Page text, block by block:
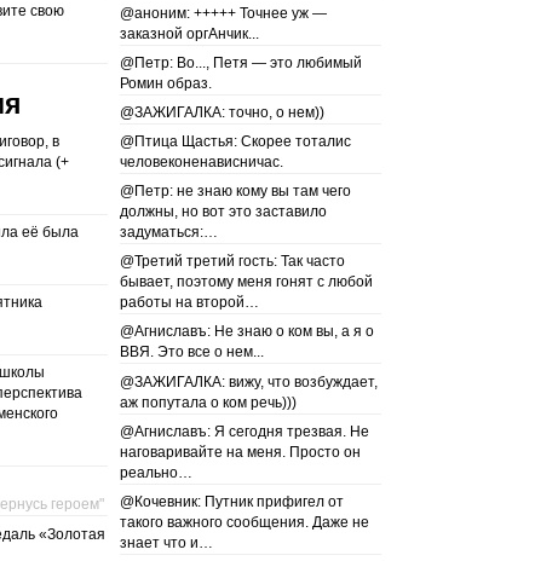
свою
в
(+
её была
героем"
«Золотая
@аноним: +++++ Точнее уж —
заказной оргАнчик...
@Петр: Во..., Петя — это любимый
Ромин образ.
@ЗАЖИГАЛКА: точно, о нем))
@Птица Щастья: Скорее тоталис
человеконенависничас.
@Петр: не знаю кому вы там чего
должны, но вот это заставило
задуматься:…
@Третий третий гость: Так часто
бывает, поэтому меня гонят с любой
работы на второй…
@Агниславъ: Не знаю о ком вы, а я о
ВВЯ. Это все о нем...
@ЗАЖИГАЛКА: вижу, что возбуждает,
аж попутала о ком речь)))
@Агниславъ: Я сегодня трезвая. Не
наговаривайте на меня. Просто он
реально…
@Кочевник: Путник прифигел от
такого важного сообщения. Даже не
знает что и…